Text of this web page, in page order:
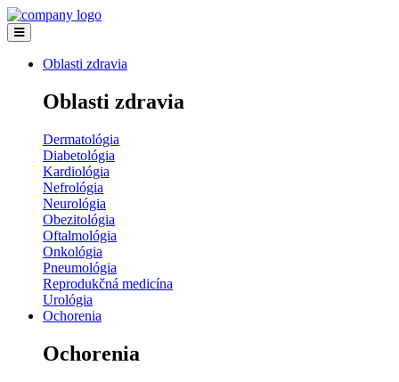
Oblasti zdravia
Oblasti zdravia
Dermatológia
Diabetológia
Kardiológia
Nefrológia
Neurológia
Obezitológia
Oftalmológia
Onkológia
Pneumológia
Reprodukčná medicína
Urológia
Ochorenia
Ochorenia